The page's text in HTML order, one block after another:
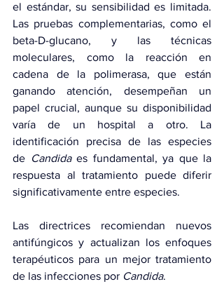
el estándar, su sensibilidad es limitada.
Las pruebas complementarias, como el
beta-D-glucano, y las técnicas
moleculares, como la reacción en
cadena de la polimerasa, que están
ganando atención, desempeñan un
papel crucial, aunque su disponibilidad
varía de un hospital a otro. La
identificación precisa de las especies
de Candida es fundamental, ya que la
respuesta al tratamiento puede diferir
significativamente entre especies.
Las directrices recomiendan nuevos
antifúngicos y actualizan los enfoques
terapéuticos para un mejor tratamiento
de las infecciones por Candida.